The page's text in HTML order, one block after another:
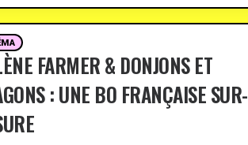
FARMER & DONJONS ET
: UNE BO FRANÇAISE SUR-